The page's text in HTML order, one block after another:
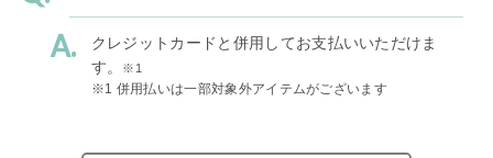
クレジットカードと併用してお支払いいただけま
す。
※1
※1 併用払いは一部対象外アイテムがございます